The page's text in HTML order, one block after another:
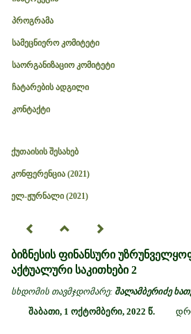
პროგრამა
სამეცნიერო კომიტეტი
საორგანიზაციო კომიტეტი
ჩატარების ადგილი
კონტაქტი
ქუთაისის შესახებ
კონფერენცია (2021)
ელ-ჟურნალი (2021)
ბიზნესის ფინანსური
აქტუალური საკითხები 2
სხდომის თავმჯდომარე: შალამბერიძე
შაბათი, 1 ოქტომბერი, 2022 წ.